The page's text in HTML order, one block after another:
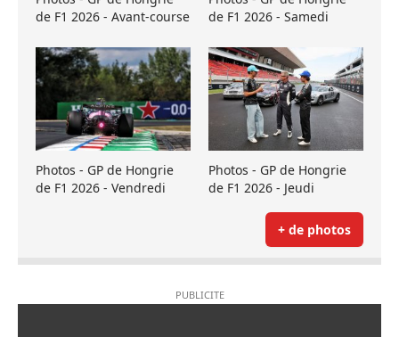
de F1 2026 - Avant-course
de F1 2026 - Samedi
Photos - GP de Hongrie
de F1 2026 - Vendredi
Photos - GP de Hongrie
de F1 2026 - Jeudi
+ de photos